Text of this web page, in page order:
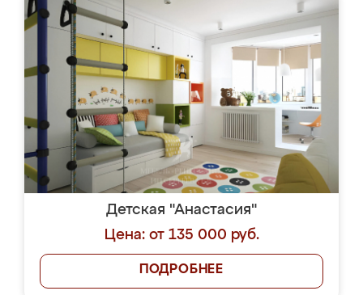
Детская "Анастасия"
Цена: от 135 000 руб.
ПОДРОБНЕЕ